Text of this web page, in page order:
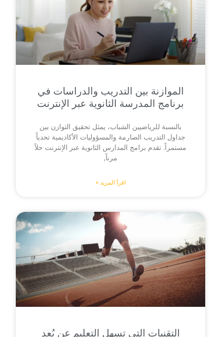
الموازنة بين التدريب والدراسات في
برنامج المدرسة الثانوية عبر الإنترنت
بالنسبة للرياضيين الشباب، يمثل تحقيق التوازن بين
جداول التدريب الصارمة والمسؤوليات الأكاديمية تحدياً
مستمراً. تقدم برامج المدارس الثانوية عبر الإنترنت حلاً
مرناً,
اقرأ المزيد »
التقنيات التي تسهل التعليم عن بُعد